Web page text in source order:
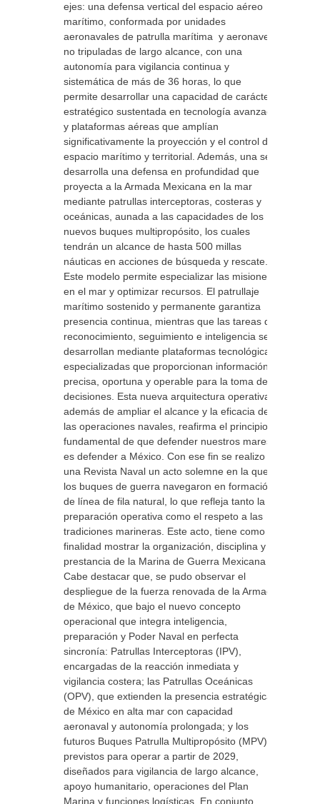
ejes: una defensa vertical del espacio aéreo
marítimo, conformada por unidades
aeronavales de patrulla marítima y aeronaves
no tripuladas de largo alcance, con una
autonomía para vigilancia continua y
sistemática de más de 36 horas, lo que
permite desarrollar una capacidad de carácter
estratégico sustentada en tecnología avanzada
y plataformas aéreas que amplían
significativamente la proyección y el control del
espacio marítimo y territorial. Además, una se
desarrolla una defensa en profundidad que
proyecta a la Armada Mexicana en la mar
mediante patrullas interceptoras, costeras y
oceánicas, aunada a las capacidades de los
nuevos buques multipropósito, los cuales
tendrán un alcance de hasta 500 millas
náuticas en acciones de búsqueda y rescate.
Este modelo permite especializar las misiones
en el mar y optimizar recursos. El patrullaje
marítimo sostenido y permanente garantiza
presencia continua, mientras que las tareas de
reconocimiento, seguimiento e inteligencia se
desarrollan mediante plataformas tecnológicas
especializadas que proporcionan información
precisa, oportuna y operable para la toma de
decisiones. Esta nueva arquitectura operativa,
además de ampliar el alcance y la eficacia de
las operaciones navales, reafirma el principio
fundamental de que defender nuestros mares
es defender a México. Con ese fin se realizo
una Revista Naval un acto solemne en la que
los buques de guerra navegaron en formación
de línea de fila natural, lo que refleja tanto la
preparación operativa como el respeto a las
tradiciones marineras. Este acto, tiene como
finalidad mostrar la organización, disciplina y
prestancia de la Marina de Guerra Mexicana
Cabe destacar que, se pudo observar el
despliegue de la fuerza renovada de la Armada
de México, que bajo el nuevo concepto
operacional que integra inteligencia,
preparación y Poder Naval en perfecta
sincronía: Patrullas Interceptoras (IPV),
encargadas de la reacción inmediata y
vigilancia costera; las Patrullas Oceánicas
(OPV), que extienden la presencia estratégica
de México en alta mar con capacidad
aeronaval y autonomía prolongada; y los
futuros Buques Patrulla Multipropósito (MPV),
previstos para operar a partir de 2029,
diseñados para vigilancia de largo alcance,
apoyo humanitario, operaciones del Plan
Marina y funciones logísticas. En conjunto,